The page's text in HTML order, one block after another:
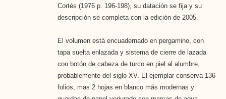
Cortés (1976 p. 196-198), su datación se fija y su
descripción se completa con la edición de 2005.
El volumen está encuadernado en pergamino, con
tapa suelta enlazada y sistema de cierre de lazada
con botón de cabeza de turco en piel al alumbre,
probablemente del siglo XV. El ejemplar conserva 136
folios, mas 2 hojas en blanco más modernas y